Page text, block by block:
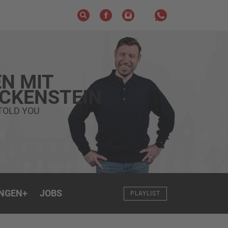
MIT
YOU
+ JOBS PLAYLIST